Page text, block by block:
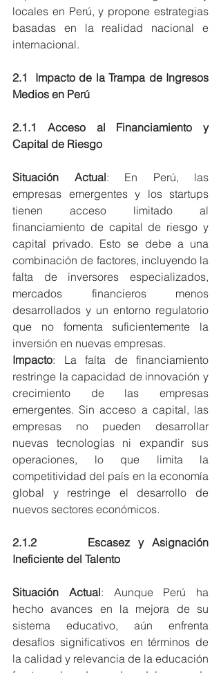
locales en Perú, y propone estrategias
basadas en la realidad nacional e
internacional.
2.1  Impacto de la Trampa de Ingresos
Medios en Perú
2.1.1 Acceso al Financiamiento y
Capital de Riesgo
Situación Actual: En Perú, las
empresas emergentes y los startups
tienen acceso limitado al
financiamiento de capital de riesgo y
capital privado. Esto se debe a una
combinación de factores, incluyendo la
falta de inversores especializados,
mercados financieros menos
desarrollados y un entorno regulatorio
que no fomenta suficientemente la
inversión en nuevas empresas.
Impacto: La falta de financiamiento
restringe la capacidad de innovación y
crecimiento de las empresas
emergentes. Sin acceso a capital, las
empresas no pueden desarrollar
nuevas tecnologías ni expandir sus
operaciones, lo que limita la
competitividad del país en la economía
global y restringe el desarrollo de
nuevos sectores económicos.
2.1.2      Escasez y Asignación
Ineficiente del Talento
Situación Actual: Aunque Perú ha
hecho avances en la mejora de su
sistema educativo, aún enfrenta
desafíos significativos en términos de
la calidad y relevancia de la educación